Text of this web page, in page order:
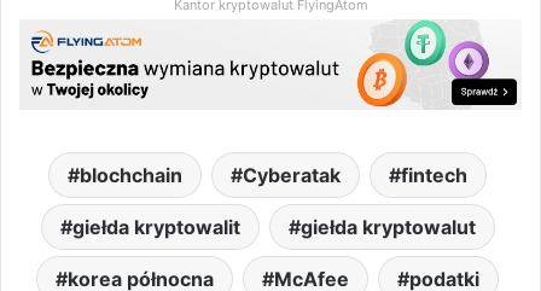
Kantor kryptowalut FlyingAtom
blochchain Cyberatak fintech
giełda kryptowalit giełda kryptowalut
korea północna McAfee podatki